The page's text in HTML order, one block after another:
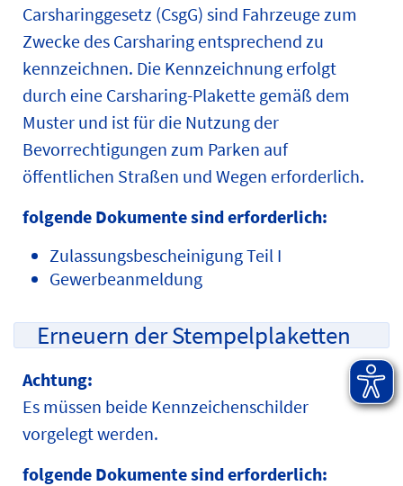
Carsharinggesetz (CsgG) sind Fahrzeuge zum
Zwecke des Carsharing entsprechend zu
kennzeichnen. Die Kennzeichnung erfolgt
durch eine Carsharing-Plakette gemäß dem
Muster und ist für die Nutzung der
Bevorrechtigungen zum Parken auf
öffentlichen Straßen und Wegen erforderlich.
folgende Dokumente sind erforderlich:
Zulassungsbescheinigung Teil I
Gewerbeanmeldung
Erneuern der Stempelplaketten
Achtung:
Es müssen beide Kennzeichenschilder
vorgelegt werden.
folgende Dokumente sind erforderlich: